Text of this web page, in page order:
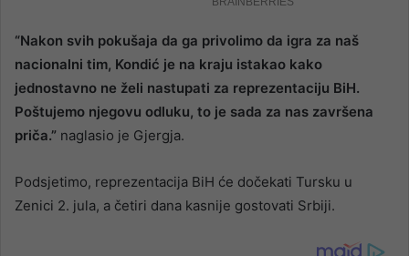
“Nakon svih pokušaja da ga privolimo da igra za naš
nacionalni tim, Kondić je na kraju istakao kako
jednostavno ne želi nastupati za reprezentaciju BiH.
Poštujemo njegovu odluku, to je sada za nas završena
priča.” naglasio je Gjergja.
Podsjetimo, reprezentacija BiH će dočekati Tursku u
Zenici 2. jula, a četiri dana kasnije gostovati Srbiji.